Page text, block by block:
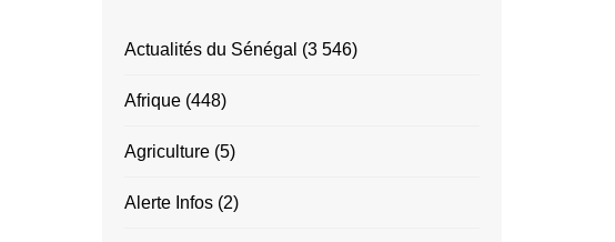
Actualités du Sénégal (3 546)
Afrique (448)
Agriculture (5)
Alerte Infos (2)